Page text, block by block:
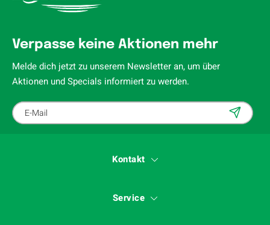
Verpasse keine Aktionen mehr
Melde dich jetzt zu unserem Newsletter an, um über
Aktionen und Specials informiert zu werden.
Kontakt
Service